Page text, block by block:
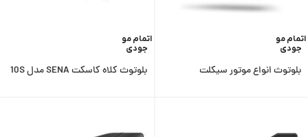
اتمام مو
جودی
بلوتوث انواع موتور سیکلت
اتمام مو
جودی
بلوتوث کلاه کاسکت SENA مدل 10S